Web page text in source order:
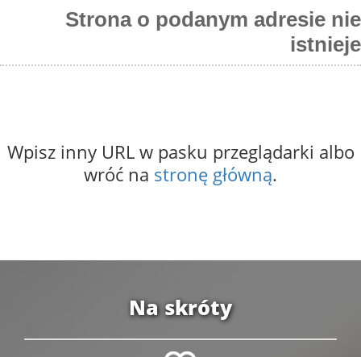
Strona o podanym adresie nie
istnieje
Wpisz inny URL w pasku przeglądarki albo
wróć na stronę główną.
Na skróty